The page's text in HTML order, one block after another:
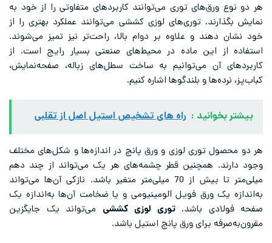
هر دو نوع ورق‌های توری می‌توانند کاربردهای متفاوتی را از خود به
نمایش بگذارند. توری‌های لوزی کششی می‌توانند عملکرد بهتری را از
خود نشان دهند و علاوه بر دوام بالا، راحت‌تر نیز تمیز می‌شوند.
استفاده از این ماده در محیط‌های صنعتی بسیار رایج است. از
کاربردهای آن می‌توانیم به ساخت سطل‌های زباله، صفحه‌نمایش،
کباب‌پز، نرده‌ها و بلندگوها اشاره کنیم.
بیشتر بخوانید : راه های تشخیص استیل اصل از تقلبی
هر دو محصول توری لوزی و ورق پانچ در اندازه‌ها و شکل‌های مختلف
وجود دارند. همچنین قطر چشمه‌های هر یک می‌تواند از چند دهم
میلی‌متر تا بیش از 70 میلی‌متر متغیر باشد. نازکی آن‌ها می‌تواند
به‌اندازه یک ورق فویل آلومینیومی و یا ضخامت آن‌ها به‌اندازه یک
صفحه فولادی باشد.توری لوزی کششی می‌تواند یک جایگزین
مقرون‌به‌صرفه برای ورق پانچ استیل باشد.